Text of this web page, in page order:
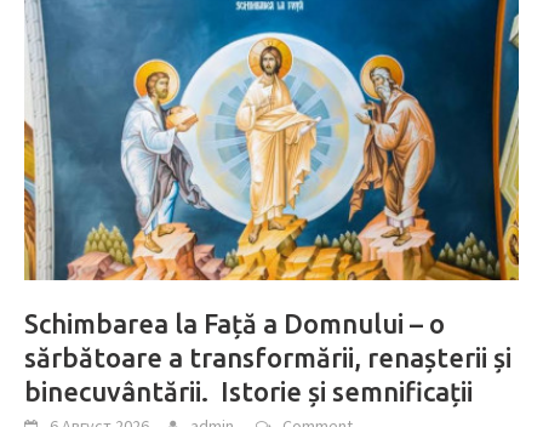
Schimbarea la Față a Domnului – o
sărbătoare a transformării, renașterii și
binecuvântării. Istorie și semnificații